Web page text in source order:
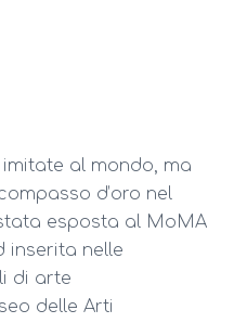
imitate al mondo, ma
d’oro nel
esposta al MoMA
inserita nelle
di arte
delle Arti